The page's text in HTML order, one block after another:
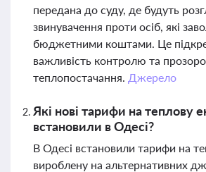
передана до суду, де будуть
звинувачення проти осіб, які
бюджетними коштами. Це
важливість контролю та
теплопостачання. Джерело
Які нові тарифи на теплову
встановили в Одесі?
В Одесі встановили тарифи на
вироблену на альтернативних